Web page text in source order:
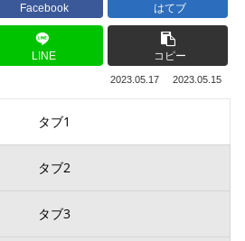
Facebook はてブ
LINE コピー
2023.05.17 2023.05.15
タブ1
タブ2
タブ3